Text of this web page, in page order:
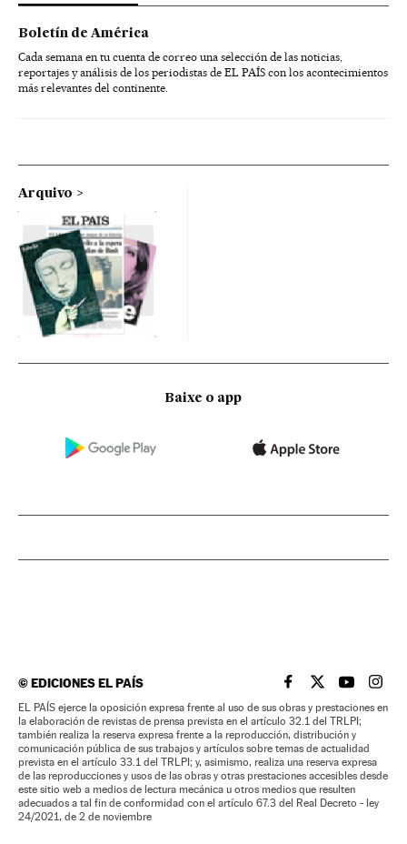
Boletín de América
Cada semana en tu cuenta de correo una selección de las noticias,
reportajes y análisis de los periodistas de EL PAÍS con los acontecimientos
más relevantes del continente.
Arquivo
Baixe o app
©EDICIONES EL PAÍS EL PAÍS BRASIL EN
EL PAÍSEL PAÍS
EL
EL PAÍS ejerce la oposición expresa frente al uso de sus obras y prestaciones en
la elaboración de revistas de prensa prevista en el artículo 32.1 del TRLPI;
también realiza la reserva expresa frente a la reproducción, distribución y
comunicación pública de sus trabajos y artículos sobre temas de actualidad
prevista en el artículo 33.1 del TRLPI; y, asimismo, realiza una reserva expresa
de las reproducciones y usos de las obras y otras prestaciones accesibles desde
este sitio web a medios de lectura mecánica u otros medios que resulten
adecuados a tal fin de conformidad con el artículo 67.3 del Real Decreto - ley
24/2021, de 2 de noviembre